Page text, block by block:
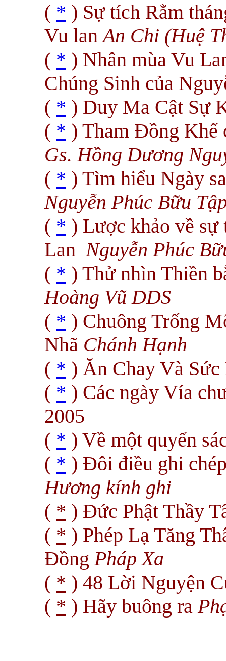
( * ) Sự tích Rằm
Vu lanAn Chi (Huệ
( * ) Nhân mùa Vu
Chúng Sinh của
( * ) Duy Ma Cật Sự
( * ) Tham Ðồng Khế
Gs. Hồng Dương
( * ) Tìm hiểu Ngày
Nguyễn Phúc Bữu
( * ) Lược khảo về
Lan Nguyễn Phúc
( * ) Thử nhìn Thiền
Hoàng Vũ DDS
( * ) Chuông Trống
Nhã Chánh Hạnh
( * ) Ăn Chay Và Sức
( * ) Các ngày Vía
2005
( * ) Về một quyển
( * ) Đôi điều ghi
Hương kính ghi
( * ) Đức Phật Thầy
( * ) Phép Lạ Tăng
Đồng Pháp Xa
( * ) 48 Lời Nguyện
( * ) Hãy buông ra